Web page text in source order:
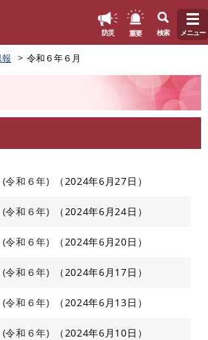
防災 重要 検索 メニュー
令和６年６月
令和６年) 2024年6月27日
令和６年) 2024年6月24日
令和６年) 2024年6月20日
令和６年) 2024年6月17日
令和６年) 2024年6月13日
令和６年) 2024年6月10日